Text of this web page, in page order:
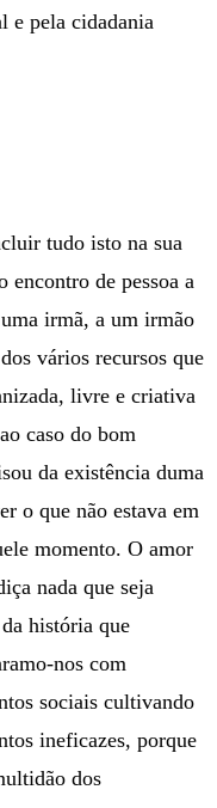
e pela cidadania
tudo isto na sua
encontro de pessoa a
irmã, a um irmão
vários recursos que
livre e criativa
caso do bom
da existência duma
o que não estava em
momento. O amor
nada que seja
história que
nos com
sociais cultivando
ineficazes, porque
dos